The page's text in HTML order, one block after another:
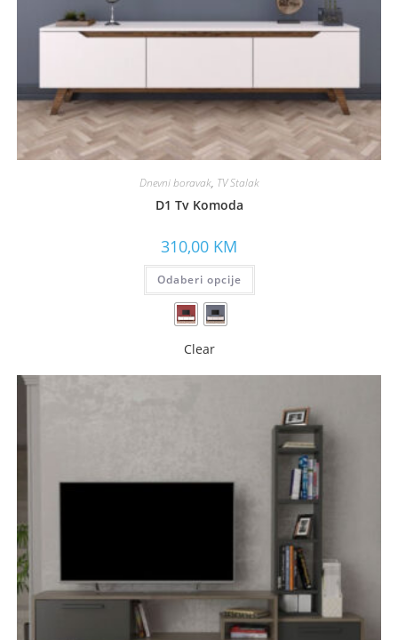
Dnevni boravak, TV Stalak
D1 Tv Komoda
310,00 KM
Odaberi opcije
Clear